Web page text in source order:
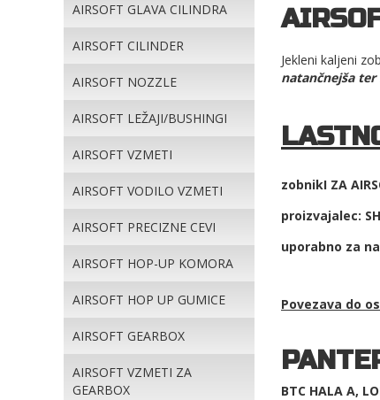
AIRSOFT GLAVA CILINDRA
AIRSOFT CILINDER
AIRSOFT NOZZLE
AIRSOFT LEŽAJI/BUSHINGI
AIRSOFT VZMETI
AIRSOFT VODILO VZMETI
AIRSOFT PRECIZNE CEVI
AIRSOFT HOP-UP KOMORA
AIRSOFT HOP UP GUMICE
AIRSOFT GEARBOX
AIRSOFT VZMETI ZA
GEARBOX
Jekleni kaljeni
natančnejša
zobnikI ZA
proizvajalec:
uporabno za
Povezava do
BTC HALA A,